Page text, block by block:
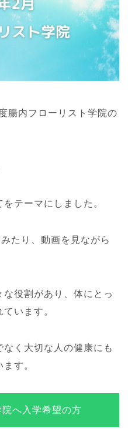
腸内フローリスト学院の
テーマにしました。
たり、動画を見ながら
役割があり、体にとっ
います。
く大切な人の健康にも
す。
へ入学希望の方